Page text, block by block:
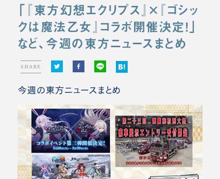
「『東方幻想エクリプス』×『ゴシッ
クは魔法乙女』コラボ開催決定！」
など、今週の東方ニュースまとめ
SHARE
今週の東方ニュースまとめ